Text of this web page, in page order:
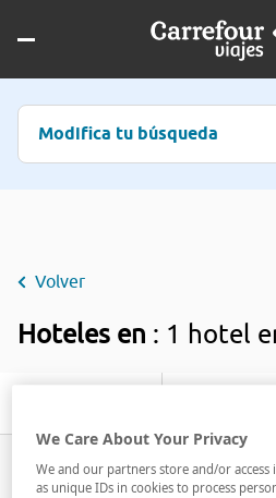
Modifica tu búsqueda
Volver
Hoteles en : 1 hotel
We Care About Your Privacy
We and our partners store and/or
as unique IDs in cookies to process